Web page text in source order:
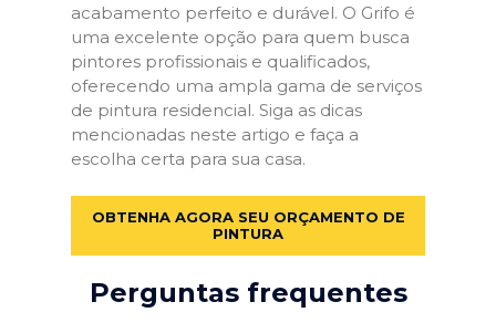
acabamento perfeito e durável. O Grifo é
uma excelente opção para quem busca
pintores profissionais e qualificados,
oferecendo uma ampla gama de serviços
de pintura residencial. Siga as dicas
mencionadas neste artigo e faça a
escolha certa para sua casa.
OBTENHA AGORA SEU ORÇAMENTO DE
PINTURA
Perguntas frequentes